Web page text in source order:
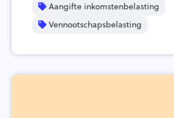
Aangifte inkomstenbelasting
Vennootschapsbelasting